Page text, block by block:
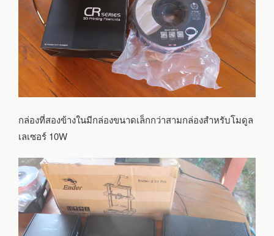
กล่องที่สองข้างในมีกล่องขนาดเล็กกว่าสามกล่องสำหรับโมดูล
เลเซอร์ 10W